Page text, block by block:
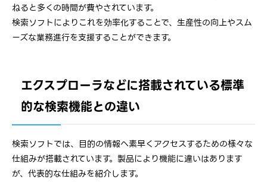
ねると多くの時間が費やされています。
検索ソフトによりこれを効率化することで、生産性の向上やスム
ーズな業務進行を支援することができます。
エクスプローラなどに搭載されている標準
的な検索機能との違い
検索ソフトでは、目的の情報へ素早くアクセスするための様々な
仕組みが搭載されています。製品により機能に違いはあります
が、代表的な仕組みを紹介します。